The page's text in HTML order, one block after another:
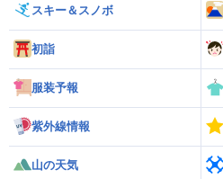
スキー＆スノボ
初詣
服装予報
紫外線情報
山の天気